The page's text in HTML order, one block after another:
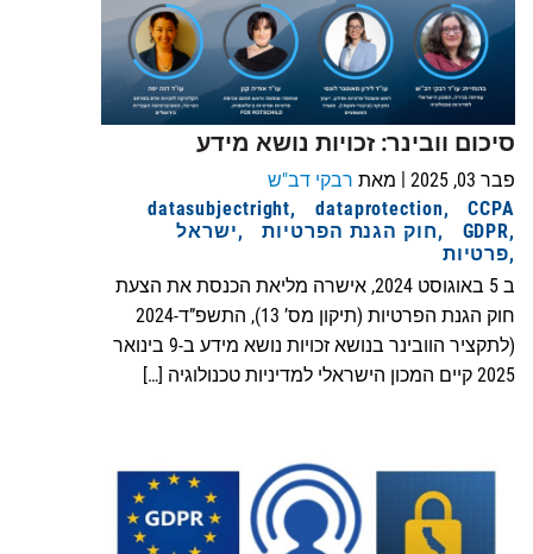
סיכום וובינר: זכויות נושא מידע
פבר 03, 2025 | מאת רבקי דב"ש
CCPA
dataprotection
datasubjectright
GDPR
חוק הגנת הפרטיות
ישראל
פרטיות
ב 5 באוגוסט 2024, אישרה מליאת הכנסת את הצעת
חוק הגנת הפרטיות (תיקון מס’ 13), התשפ”ד-2024
(לתקציר הוובינר בנושא זכויות נושא מידע ב-9 בינואר
2025 קיים המכון הישראלי למדיניות טכנולוגיה […]